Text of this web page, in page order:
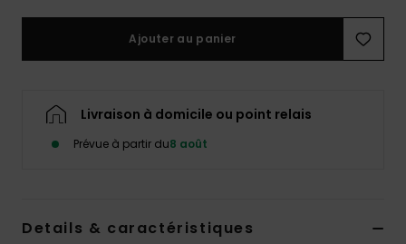
Ajouter au panier
Livraison à domicile ou point relais
Prévue à partir du8 août
Details & caractéristiques